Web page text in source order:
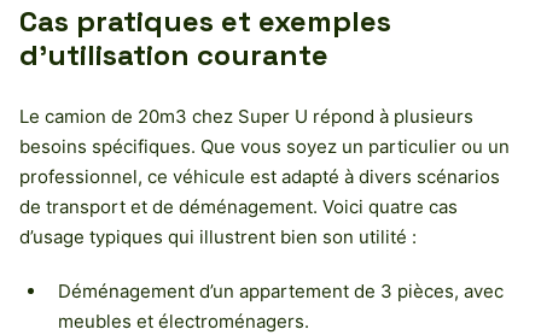
Cas pratiques et exemples
d’utilisation courante
Le camion de 20m3 chez Super U répond à plusieurs
besoins spécifiques. Que vous soyez un particulier ou un
professionnel, ce véhicule est adapté à divers scénarios
de transport et de déménagement. Voici quatre cas
d’usage typiques qui illustrent bien son utilité :
Déménagement d’un appartement de 3 pièces, avec
meubles et électroménagers.